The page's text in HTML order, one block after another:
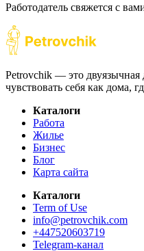
Работодатель свяжется с
Petrovchik — это двуязычная
чувствовать себя как дома,
Каталоги
Работа
Жилье
Бизнес
Блог
Карта сайта
Каталоги
Term of Use
info@petrovchik.com
+447520603719
Telegram-канал